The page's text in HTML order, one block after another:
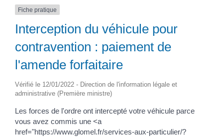
Fiche pratique
Interception du véhicule pour
contravention : paiement de
l'amende forfaitaire
Vérifié le 12/01/2022 - Direction de l'information légale et
administrative (Première ministre)
Les forces de l'ordre ont intercepté votre véhicule parce
vous avez commis une <a
href="https://www.glomel.fr/services-aux-particulier/?